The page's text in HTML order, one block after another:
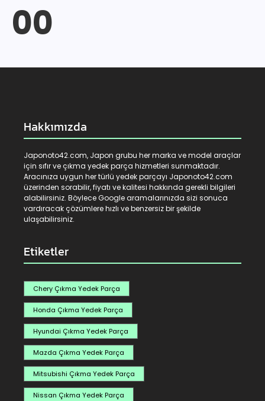
00
Hakkımızda
Japonoto42.com, Japon grubu her marka ve model araçlar
için sıfır ve çıkma yedek parça hizmetleri sunmaktadır.
Aracınıza uygun her türlü yedek parçayı Japonoto42.com
üzerinden sorabilir, fiyatı ve kalitesi hakkında gerekli bilgileri
alabilirsiniz. Böylece Google aramalarınızda sizi sonuca
vardıracak çözümlere hızlı ve benzersiz bir şekilde
ulaşabilirsiniz.
Etiketler
Chery Çıkma Yedek Parça
Honda Çıkma Yedek Parça
Hyundai Çıkma Yedek Parça
Mazda Çıkma Yedek Parça
Mitsubishi Çıkma Yedek Parça
Nissan Çıkma Yedek Parça